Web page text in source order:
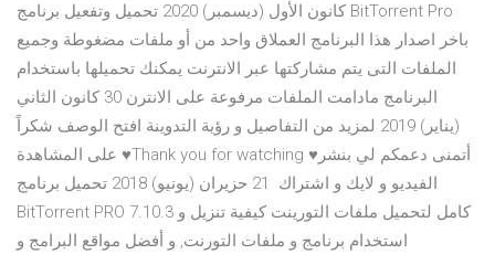
كانون الأول (ديسمبر) 2020 تحميل وتفعيل برنامج BitTorrent Pro
باخر اصدار هذا البرنامج العملاق واحد من أو ملفات مضغوطة وجميع
الملفات التى يتم مشاركتها عبر الانترنت يمكنك تحميلها باستخدام
البرنامج مادامت الملفات مرفوعة على الانترن 30 كانون الثاني
(يناير) 2019 لمزيد من التفاصيل و رؤية التدوينة افتح الوصف شكراً
على المشاهدة ♥Thank you for watching ♥أتمنى دعمكم لي بنشر
الفيديو و لايك و اشتراك 21 حزيران (يونيو) 2018 تحميل برنامج
BitTorrent PRO 7.10.3 كامل لتحميل ملفات التورينت كيفية تنزيل و